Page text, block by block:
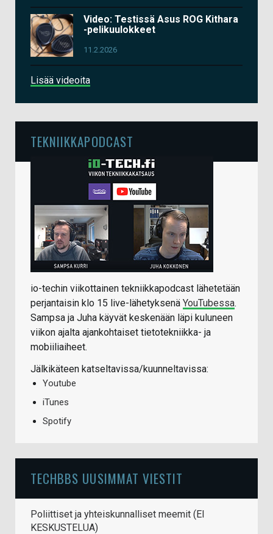
Video: Testissä Asus ROG Kithara
-pelikuulokkeet
11.2.2026
Lisää videoita
TEKNIIKKAPODCAST
io-techin viikottainen tekniikkapodcast lähetetään
perjantaisin klo 15 live-lähetyksenä YouTubessa.
Sampsa ja Juha käyvät keskenään läpi kuluneen
viikon ajalta ajankohtaiset tietotekniikka- ja
mobiiliaiheet.
Jälkikäteen katseltavissa/kuunneltavissa:
Youtube
iTunes
Spotify
TECHBBS UUSIMMAT VIESTIT
Poliittiset ja yhteiskunnalliset meemit (EI
KESKUSTELUA)